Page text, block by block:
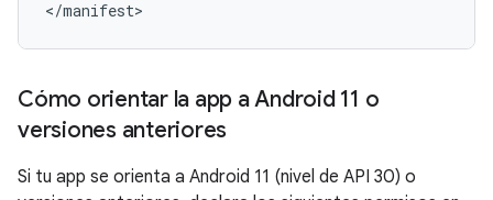
Cómo orientar la app a Android 11 o
versiones anteriores
Si tu app se orienta a Android 11 (nivel de API 30) o